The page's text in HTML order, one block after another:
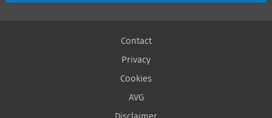
Contact
Privacy
Cookies
AVG